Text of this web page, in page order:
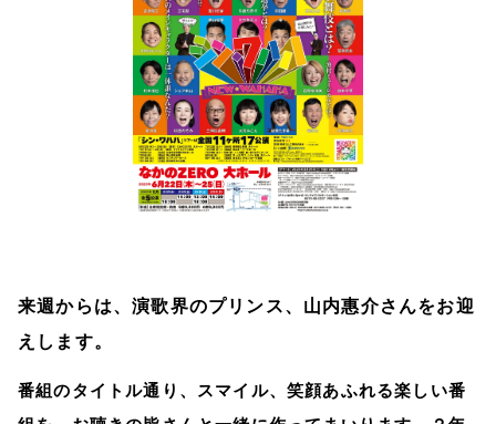
来週からは、演歌界のプリンス、山内惠介さんをお迎
えします。
番組のタイトル通り、スマイル、笑顔あふれる楽しい番